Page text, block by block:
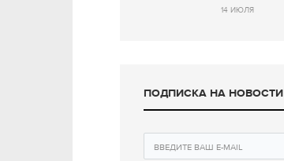
14 ИЮЛЯ
ПОДПИСКА НА НОВОСТИ